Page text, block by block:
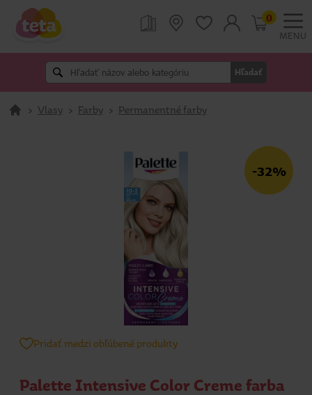
MENU
Hľadať
0
> Vlasy > Farby > Permanentné farby
-32%
Pridať medzi obľúbené produkty
Palette Intensive Color Creme farba